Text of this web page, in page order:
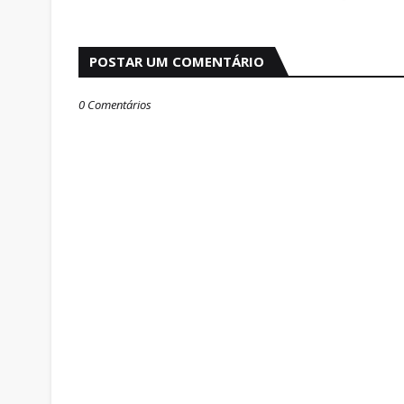
POSTAR UM COMENTÁRIO
0 Comentários